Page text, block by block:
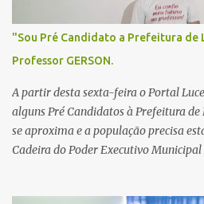
"Sou Pré Candidato a Prefeitura de
Professor GERSON.
A partir desta sexta-feira o Portal
alguns Pré Candidatos à Prefeitura
se aproxima e a população precisa
Cadeira do Poder Executivo